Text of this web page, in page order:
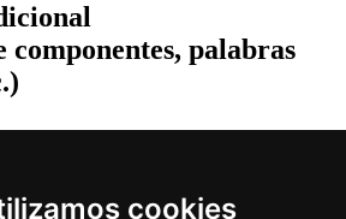
cookies
componentes, palabras
parte de las
81entre loscaracteres individuales